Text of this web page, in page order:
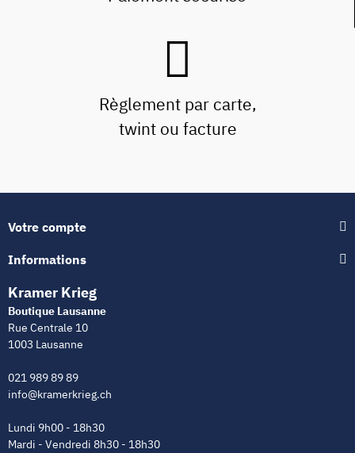
Règlement par carte,
twint ou facture
Votre compte
Informations
Kramer Krieg
Boutique Lausanne
Rue Centrale 10
1003 Lausanne
021 989 89 89
info@kramerkrieg.ch
Lundi 9h00 - 18h30
Mardi - Vendredi 8h30 - 18h30